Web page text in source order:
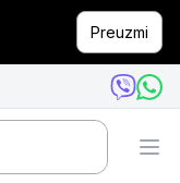
Preuzmi